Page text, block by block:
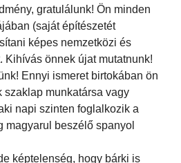
gratulálunk! Ön minden
(saját építészetét
képes nemzetközi és
Kihívás önnek újat mutatnunk!
Ennyi ismeret birtokában ön
szaklap munkatársa vagy
napi szinten foglalkozik a
magyarul beszélő spanyol
képtelenség, hogy bárki is